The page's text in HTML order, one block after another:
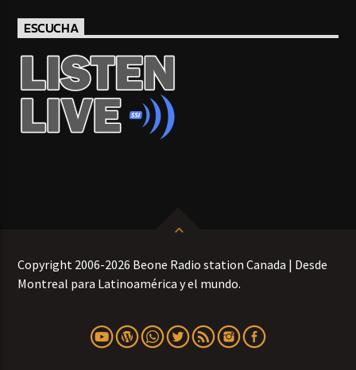
ESCUCHA
Copyright 2006-2026 Beone Radio station Canada | Desde
Montreal para Latinoamérica y el mundo.